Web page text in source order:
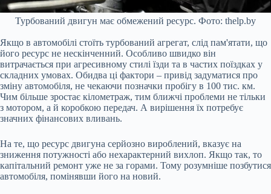
Турбований двигун має обмежений ресурс. Фото: thelp.by
Якщо в автомобілі стоїть турбований агрегат, слід пам'ятати, що
його ресурс не нескінченний. Особливо швидко він
витрачається при агресивному стилі їзди та в частих поїздках у
складних умовах. Обидва ці фактори – привід задуматися про
зміну автомобіля, не чекаючи позначки пробігу в 100 тис. км.
Чим більше зростає кілометраж, тим ближчі проблеми не тільки
з мотором, а й коробкою передач. А вирішення їх потребує
значних фінансових вливань.
На те, що ресурс двигуна серйозно вироблений, вказує на
зниження потужності або нехарактерний вихлоп. Якщо так, то
капітальний ремонт уже не за горами. Тому розумніше позбутися
автомобіля, помінявши його на новий.